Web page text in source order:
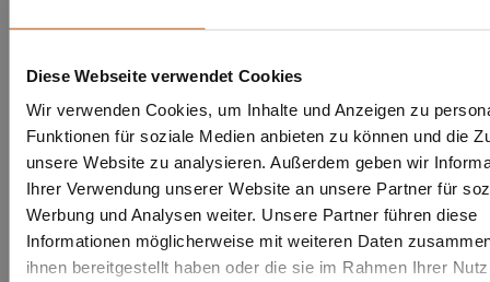
Diese Webseite verwendet Cookies
Wir verwenden Cookies, um Inhalte und Anzeigen zu
Funktionen für soziale Medien anbieten zu können und die
unsere Website zu analysieren. Außerdem geben wir
Ihrer Verwendung unserer Website an unsere Partner für
Werbung und Analysen weiter. Unsere Partner führen diese
Informationen möglicherweise mit weiteren Daten
ihnen bereitgestellt haben oder die sie im Rahmen Ihrer